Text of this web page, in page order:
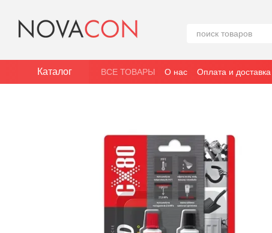
Каталог ВСЕ ТОВАРЫ О нас Оплата и доставка
Политика конфиденциальности
Блог